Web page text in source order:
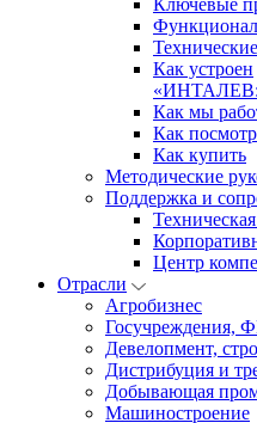
Ключевые
Как устроен
«ИНТАЛЕВ:
Как мы
Как
Как купить
Методические
Поддержка и
Центр
Отрасли
Агробизнес
Госучреждения,
Девелопмент,
Дистрибуция и
Добывающая
Машиностроение